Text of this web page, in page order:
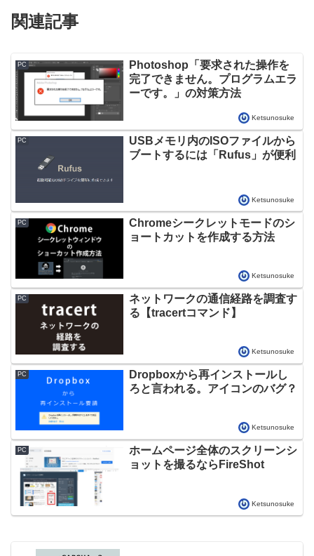
関連記事
PC
Photoshop「要求された操作を
完了できません。プログラムエラ
ーです。」の対策方法
Ketsunosuke
PC
USBメモリ内のISOファイルから
ブートするには「Rufus」が便利
Ketsunosuke
PC
Chromeシークレットモードのシ
ョートカットを作成する方法
Ketsunosuke
PC
ネットワークの通信経路を調査す
る【tracertコマンド】
Ketsunosuke
PC
Dropboxから再インストールし
ろと言われる。アイコンのバグ？
Ketsunosuke
PC
ホームページ全体のスクリーンシ
ョットを撮るならFireShot
Ketsunosuke